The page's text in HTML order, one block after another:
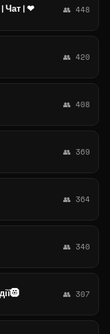
Чат | ❤ 👥 448
👥 420
👥 408
👥 369
👥 364
👥 340
👥 307